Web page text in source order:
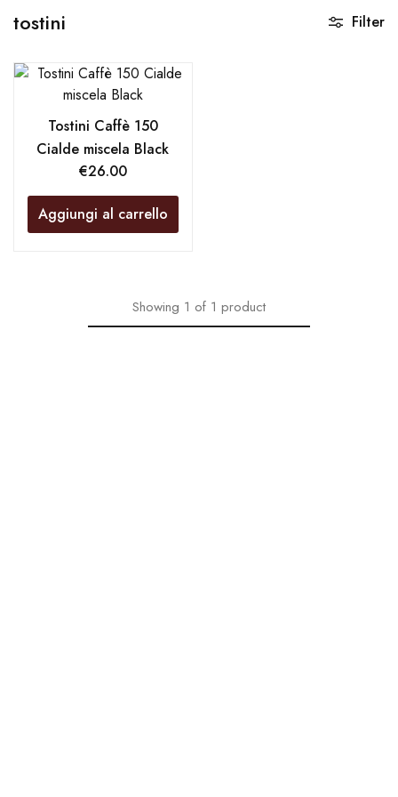
tostini Filter
Tostini Caffè 150
Cialde miscela Black
€26.00
Aggiungi al carrello
Showing 1 of 1 product